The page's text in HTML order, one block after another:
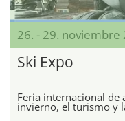
26. - 29. noviembre
Ski Expo
Feria internacional de
invierno, el turismo y